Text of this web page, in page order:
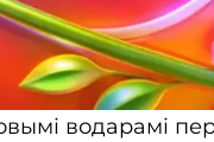
водарамі